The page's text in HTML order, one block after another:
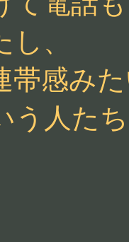
、
帯感み
う人た